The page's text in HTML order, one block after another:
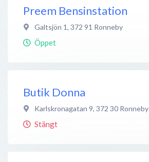
Preem Bensinstation
Galtsjön 1, 372 91 Ronneby
Öppet
Butik Donna
Karlskronagatan 9, 372 30 Ronneby
Stängt